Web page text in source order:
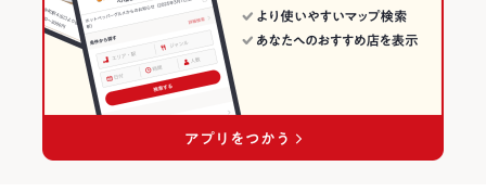
食べ放題 なし ：食べ放題のご用意はございません。
カクテル充実、焼酎充実、日本酒充実
お子様連れ
お子様連れ歓迎 ：ご要望ございましたらお気軽にご相談くださ